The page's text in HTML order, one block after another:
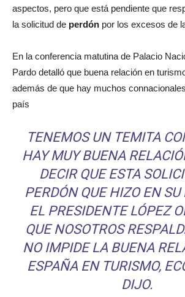
aspectos, pero que está pendiente que
la solicitud de perdón por los excesos de
En la conferencia matutina de Palacio
Pardo detalló que buena relación en
además de que hay muchos
país
TENEMOS UN TEMITA
HAY MUY BUENA
DECIR QUE ESTA
PERDÓN QUE HIZO EN
EL PRESIDENTE LÓPEZ
QUE NOSOTROS
NO IMPIDE LA BUENA
ESPAÑA EN TURISMO,
DIJO.